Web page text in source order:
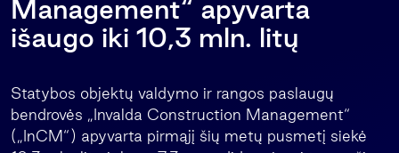
Management“ apyvarta
išaugo iki 10,3 mln. litų
Statybos objektų valdymo ir rangos paslaugų
bendrovės „Invalda Construction Management“
(„InCM“) apyvarta pirmąjį šių metų pusmetį siekė